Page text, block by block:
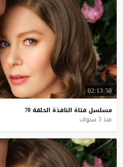
02:13:50
مسلسل فتاة النافذة الحلقة 70
منذ 3 سنوات